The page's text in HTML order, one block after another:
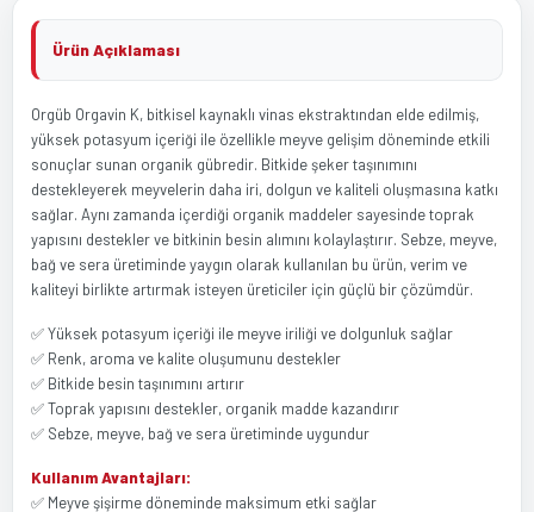
Ürün Açıklaması
Orgüb Orgavin K, bitkisel kaynaklı vinas ekstraktından elde edilmiş,
yüksek potasyum içeriği ile özellikle meyve gelişim döneminde etkili
sonuçlar sunan organik gübredir. Bitkide şeker taşınımını
destekleyerek meyvelerin daha iri, dolgun ve kaliteli oluşmasına katkı
sağlar. Aynı zamanda içerdiği organik maddeler sayesinde toprak
yapısını destekler ve bitkinin besin alımını kolaylaştırır. Sebze, meyve,
bağ ve sera üretiminde yaygın olarak kullanılan bu ürün, verim ve
kaliteyi birlikte artırmak isteyen üreticiler için güçlü bir çözümdür.
✅ Yüksek potasyum içeriği ile meyve iriliği ve dolgunluk sağlar
✅ Renk, aroma ve kalite oluşumunu destekler
✅ Bitkide besin taşınımını artırır
✅ Toprak yapısını destekler, organik madde kazandırır
✅ Sebze, meyve, bağ ve sera üretiminde uygundur
Kullanım Avantajları:
✅ Meyve şişirme döneminde maksimum etki sağlar